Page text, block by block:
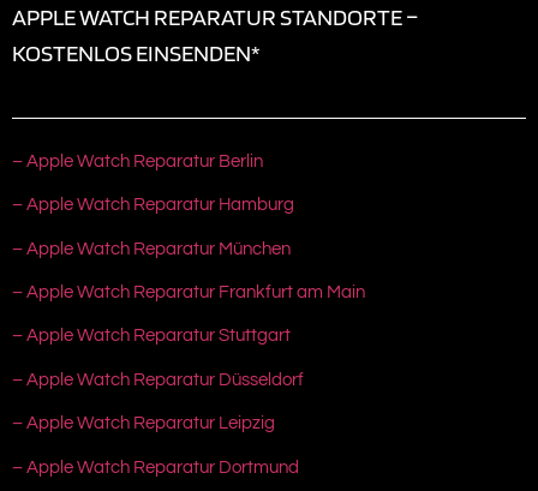
APPLE WATCH REPARATUR STANDORTE –
KOSTENLOS EINSENDEN*
– Apple Watch Reparatur Berlin
– Apple Watch Reparatur Hamburg
– Apple Watch Reparatur München
– Apple Watch Reparatur Frankfurt am Main
– Apple Watch Reparatur Stuttgart
– Apple Watch Reparatur Düsseldorf
– Apple Watch Reparatur Leipzig
– Apple Watch Reparatur Dortmund